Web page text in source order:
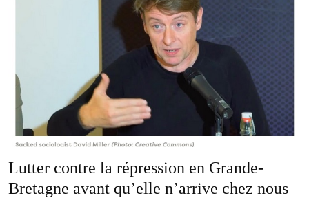
Lutter contre la répression en Grande-
Bretagne avant qu’elle n’arrive chez nous